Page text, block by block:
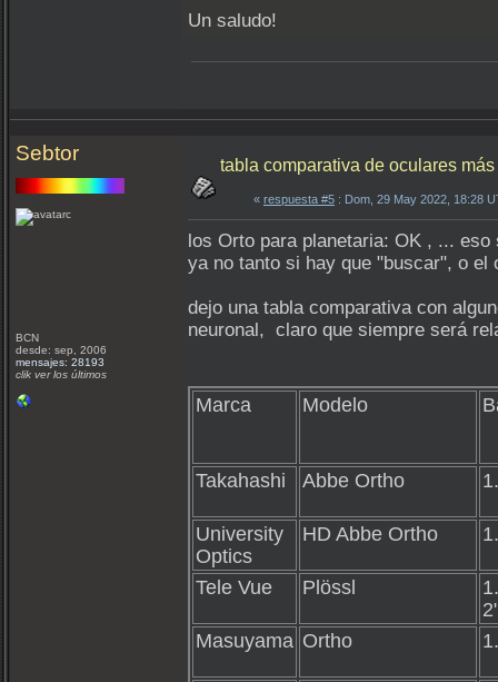
Un saludo!
Sebtor
BCN
desde: sep, 2006
mensajes: 28193
clik ver los últimos
tabla comparativa de oculares
« respuesta #5 : Dom, 29 May 2022, 18:28
los Orto para planetaria: OK , ...
ya no tanto si hay que "buscar", o
dejo una tabla comparativa con
neuronal, claro que siempre será
Marca Modelo
Takahashi Abbe Ortho
University
Optics
HD Abbe Ortho
Tele Vue Plössl
Masuyama Ortho